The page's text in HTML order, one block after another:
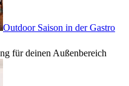
Outdoor Saison in der Gastro
für deinen Außenbereich